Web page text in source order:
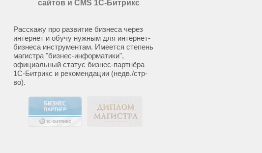
сайтов и CMS 1С-Битрикс
Расскажу про развитие бизнеса через
интернет и обучу нужным для интернет-
бизнеса инструментам. Имеется степень
магистра "бизнес-информатики",
официальный статус бизнес-партнёра
1С-Битрикс и рекомендации (недв./стр-
во).